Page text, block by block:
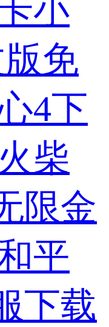
小
免
4下
火柴
限金
平
下载